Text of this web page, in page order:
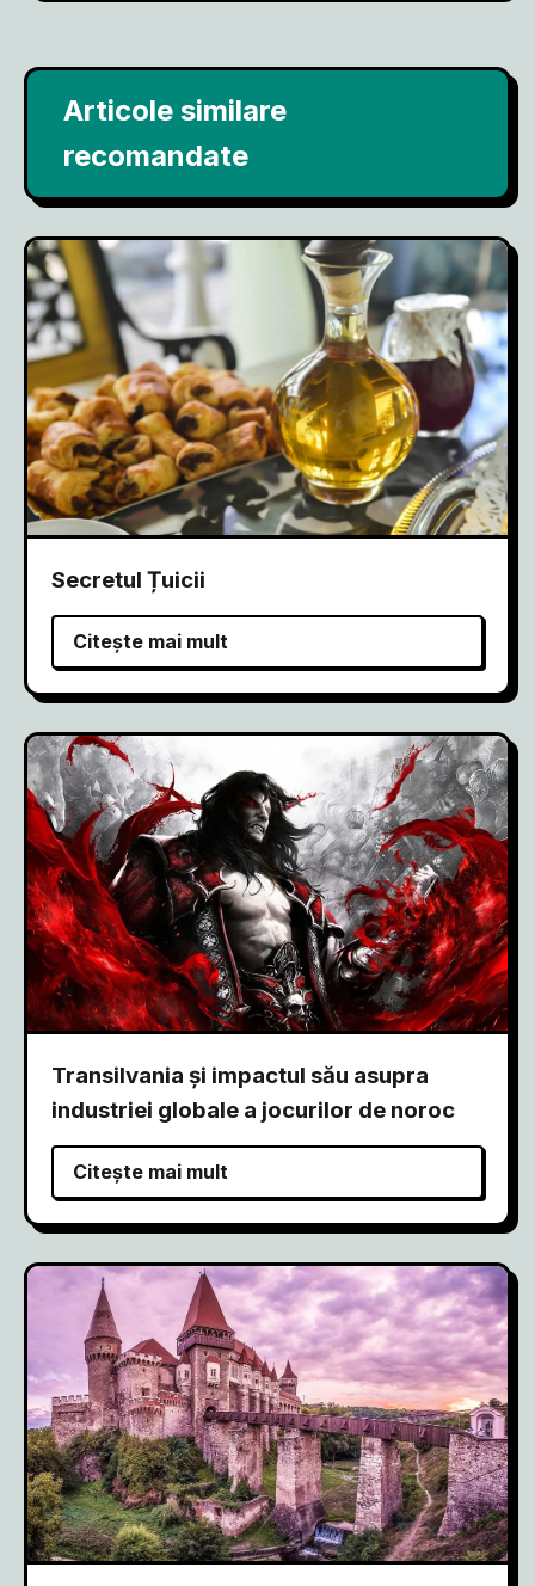
Articole similare
recomandate
Secretul Țuicii
Citește mai mult
Transilvania și impactul său asupra
industriei globale a jocurilor de noroc
Citește mai mult